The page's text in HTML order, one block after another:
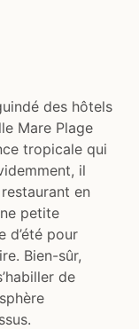
des hôtels
Mare Plage
tropicale qui
il
en
petite
d’été pour
Bien-sûr,
de